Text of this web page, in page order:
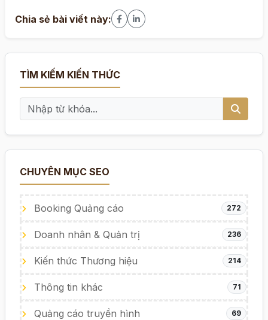
Chia sẻ bài viết này:
TÌM KIẾM KIẾN THỨC
CHUYÊN MỤC SEO
Booking Quảng cáo 272
Doanh nhân & Quản trị 236
Kiến thức Thương hiệu 214
Thông tin khác 71
Quảng cáo truyền hình 69